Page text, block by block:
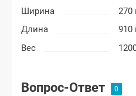
Ширина
Длина
Вес
Вопрос-Ответ